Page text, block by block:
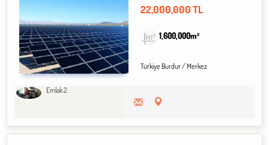
22,000,000 TL
1,600,000m²
Türkiye Burdur / Merkez
Emlak 2